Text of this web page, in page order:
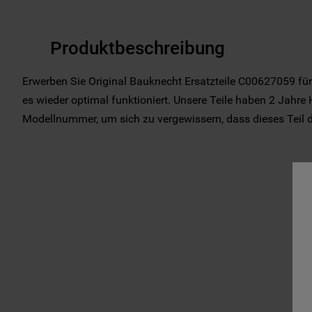
Produktbeschreibung
Erwerben Sie Original Bauknecht Ersatzteile C00627059
es wieder optimal funktioniert. Unsere Teile haben 2
Modellnummer, um sich zu vergewissern, dass dieses Teil